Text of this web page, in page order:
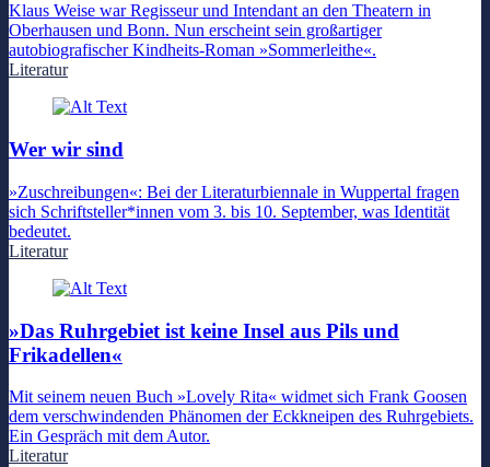
Klaus Weise war Regisseur und Intendant an den Theatern in
Oberhausen und Bonn. Nun erscheint sein großartiger
autobiografischer Kindheits-Roman »Sommerleithe«.
Literatur
Wer wir sind
»Zuschreibungen«: Bei der Literaturbiennale in Wuppertal fragen
sich Schriftsteller*innen vom 3. bis 10. September, was Identität
bedeutet.
Literatur
»Das Ruhrgebiet ist keine Insel aus Pils und
Frikadellen«
Mit seinem neuen Buch »Lovely Rita« widmet sich Frank Goosen
dem verschwindenden Phänomen der Eckkneipen des Ruhrgebiets.
Ein Gespräch mit dem Autor.
Literatur